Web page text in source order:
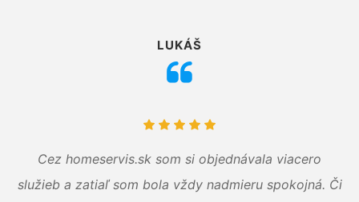
LUKÁŠ
Cez homeservis.sk som si objednávala viacero
služieb a zatiaľ som bola vždy nadmieru spokojná. Či